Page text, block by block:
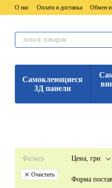
Перейти к основному контенту
О нас Оплата и доставка Обмен и
Самоклеющиеся
3Д панели
Фильтр
Очистить
Цена, грн
Форма